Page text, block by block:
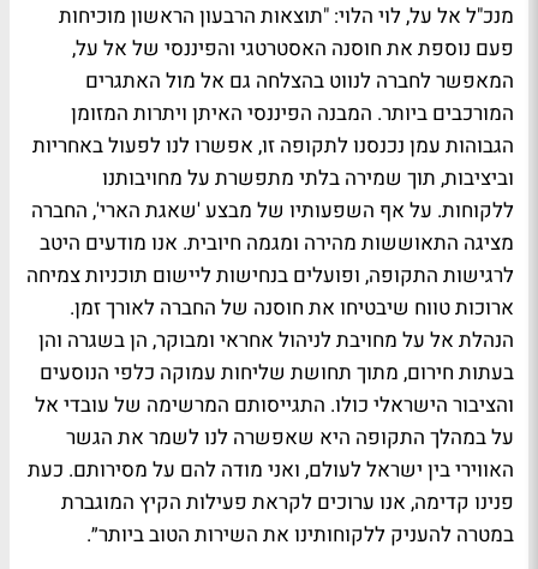
מנכ"ל אל על, לוי הלוי: "תוצאות הרבעון הראשון מוכיחות
פעם נוספת את חוסנה האסטרטגי והפיננסי של אל על,
המאפשר לחברה לנווט בהצלחה גם אל מול האתגרים
המורכבים ביותר. המבנה הפיננסי האיתן ויתרות המזומן
הגבוהות עמן נכנסנו לתקופה זו, אפשרו לנו לפעול באחריות
וביציבות, תוך שמירה בלתי מתפשרת על מחויבותנו
ללקוחות. על אף השפעותיו של מבצע 'שאגת הארי', החברה
מציגה התאוששות מהירה ומגמה חיובית. אנו מודעים היטב
לרגישות התקופה, ופועלים בנחישות ליישום תוכניות צמיחה
ארוכות טווח שיבטיחו את חוסנה של החברה לאורך זמן.
הנהלת אל על מחויבת לניהול אחראי ומבוקר, הן בשגרה והן
בעתות חירום, מתוך תחושת שליחות עמוקה כלפי הנוסעים
והציבור הישראלי כולו. התגייסותם המרשימה של עובדי אל
על במהלך התקופה היא שאפשרה לנו לשמר את הגשר
האווירי בין ישראל לעולם, ואני מודה להם על מסירותם. כעת
פנינו קדימה, אנו ערוכים לקראת פעילות הקיץ המוגברת
במטרה להעניק ללקוחותינו את השירות הטוב ביותר״.